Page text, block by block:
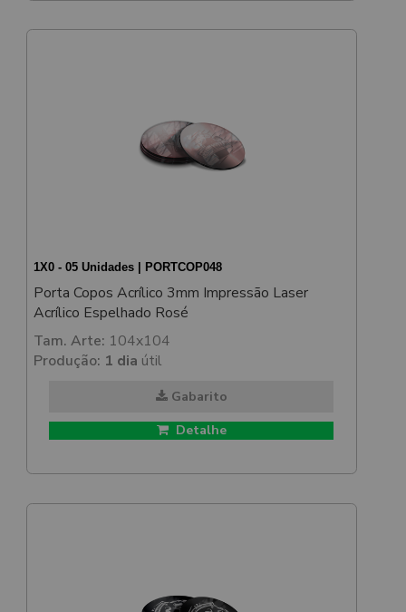
1X0 - 05 Unidades | PORTCOP048
Porta Copos Acrílico 3mm Impressão Laser
Acrílico Espelhado Rosé
Tam. Arte: 104x104
Produção: 1 dia útil
Gabarito
Detalhe